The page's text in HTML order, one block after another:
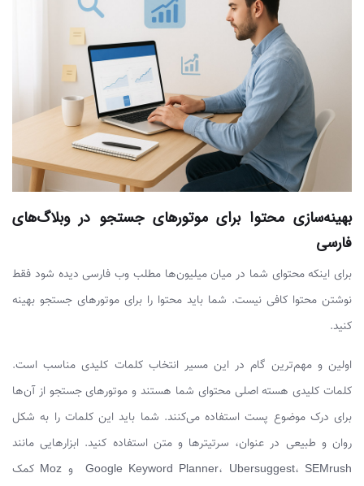
بهینه‌سازی محتوا برای موتورهای جستجو در وبلاگ‌های
فارسی
برای اینکه محتوای شما در میان میلیون‌ها مطلب وب فارسی دیده شود فقط
نوشتن محتوا کافی نیست. شما باید محتوا را برای موتورهای جستجو بهینه
کنید.
اولین و مهم‌ترین گام در این مسیر انتخاب کلمات کلیدی مناسب است.
کلمات کلیدی هسته‌ اصلی محتوای شما هستند و موتورهای جستجو از آن‌ها
برای درک موضوع پست استفاده می‌کنند. شما باید این کلمات را به شکل
روان و طبیعی در عنوان، سرتیترها و متن استفاده کنید. ابزارهایی مانند
Google Keyword Planner، Ubersuggest، SEMrush و Moz کمک